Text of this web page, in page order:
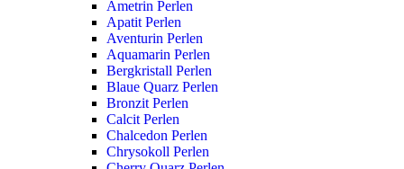
Ametrin Perlen
Apatit Perlen
Aventurin Perlen
Aquamarin Perlen
Bergkristall Perlen
Blaue Quarz Perlen
Bronzit Perlen
Calcit Perlen
Chalcedon Perlen
Chrysokoll Perlen